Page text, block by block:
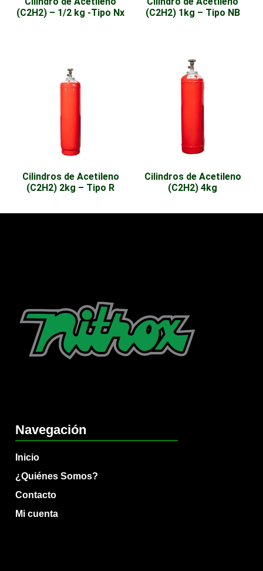
(C2H2) – 1/2 kg -Tipo Nx
(C2H2) 1kg – Tipo NB
Cilindros de Acetileno
(C2H2) 2kg – Tipo R
Cilindros de Acetileno
(C2H2) 4kg
Navegación
Inicio
¿Quiénes Somos?
Contacto
Mi cuenta